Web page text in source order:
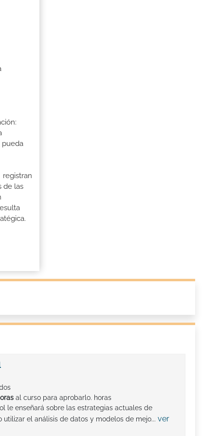
pueda
registran
de las
al curso para aprobarlo. horas
le enseñará sobre las estrategias actuales de
el análisis de datos y modelos de mejo... ver